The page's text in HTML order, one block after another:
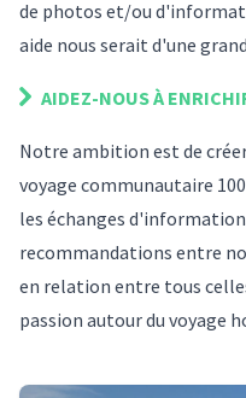
de photos et/ou
aide nous serait d'une
AIDEZ-NOUS À
Notre ambition est de
voyage communautaire
les échanges
recommandations entre
en relation entre tous
passion autour du voyage